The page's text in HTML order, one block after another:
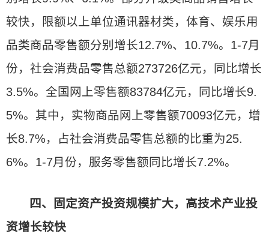
较快，限额以上单位通讯器材类，体育、娱乐用
品类商品零售额分别增长12.7%、10.7%。1-7月
份，社会消费品零售总额273726亿元，同比增长
3.5%。全国网上零售额83784亿元，同比增长9.
5%。其中，实物商品网上零售额70093亿元，增
长8.7%，占社会消费品零售总额的比重为25.
6%。1-7月份，服务零售额同比增长7.2%。
四、固定资产投资规模扩大，高技术产业投
资增长较快